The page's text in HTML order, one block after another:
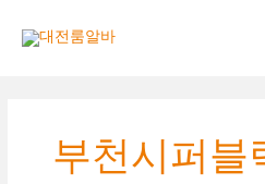
부천시퍼블